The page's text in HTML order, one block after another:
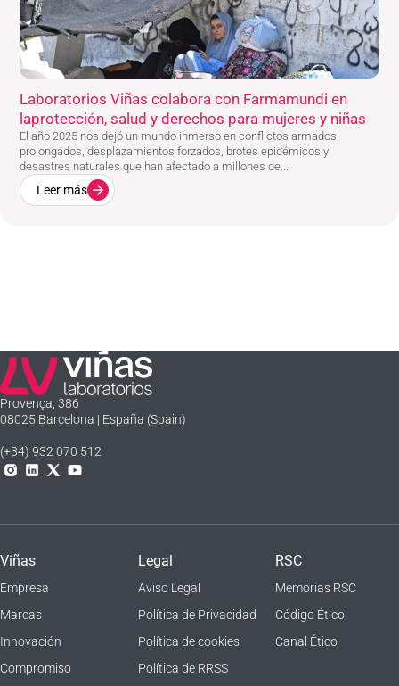
Laboratorios Viñas colabora con Farmamundi en
laprotección, salud y derechos para mujeres y niñas
El año 2025 nos dejó un mundo inmerso en conflictos armados
prolongados, desplazamientos forzados, brotes epidémicos y
desastres naturales que han afectado a millones de...
Leer más
Laboratorios Viñas
Provença, 386
08025 Barcelona | España (Spain)
(+34) 932 070 512
Instagram
Linkedln
X YouTube
Viñas
Empresa
Marcas
Innovación
Compromiso
Legal
Aviso Legal
Política de Privacidad
Política de cookies
Política de RRSS
RSC
Memorias RSC
Código Ético
Canal Ético